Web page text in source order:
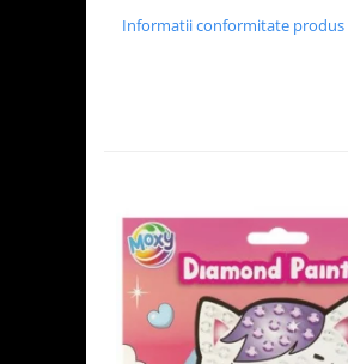
Informatii conformitate produs